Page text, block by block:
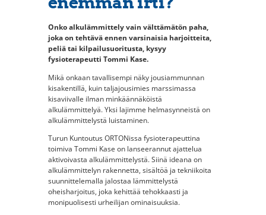
Onko alkulämmittely vain välttämätön paha,
joka on tehtävä ennen varsinaisia harjoitteita,
peliä tai kilpailusuoritusta, kysyy
fysioterapeutti Tommi Kase.
Mikä onkaan tavallisempi näky jousiammunnan
kisakentillä, kuin taljajousimies marssimassa
kisaviivalle ilman minkäännäköistä
alkulämmittelyä. Yksi lajimme helmasynneistä on
alkulämmittelystä luistaminen.
Turun Kuntoutus ORTONissa fysioterapeuttina
toimiva Tommi Kase on lanseerannut ajattelua
aktivoivasta alkulämmittelystä. Siinä ideana on
alkulämmittelyn rakennetta, sisältöä ja tekniikoita
suunnittelemalla jalostaa lämmittelystä
oheisharjoitus, joka kehittää tehokkaasti ja
monipuolisesti urheilijan ominaisuuksia.